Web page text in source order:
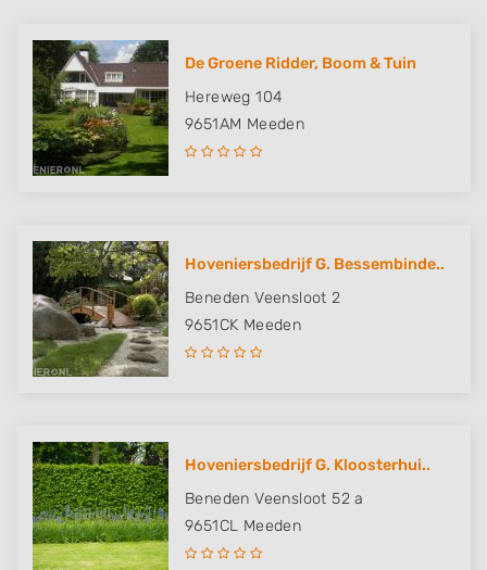
De Groene Ridder, Boom & Tuin
Hereweg 104
9651AM Meeden
Hoveniersbedrijf G. Bessembinde..
Beneden Veensloot 2
9651CK Meeden
Hoveniersbedrijf G. Kloosterhui..
Beneden Veensloot 52 a
9651CL Meeden